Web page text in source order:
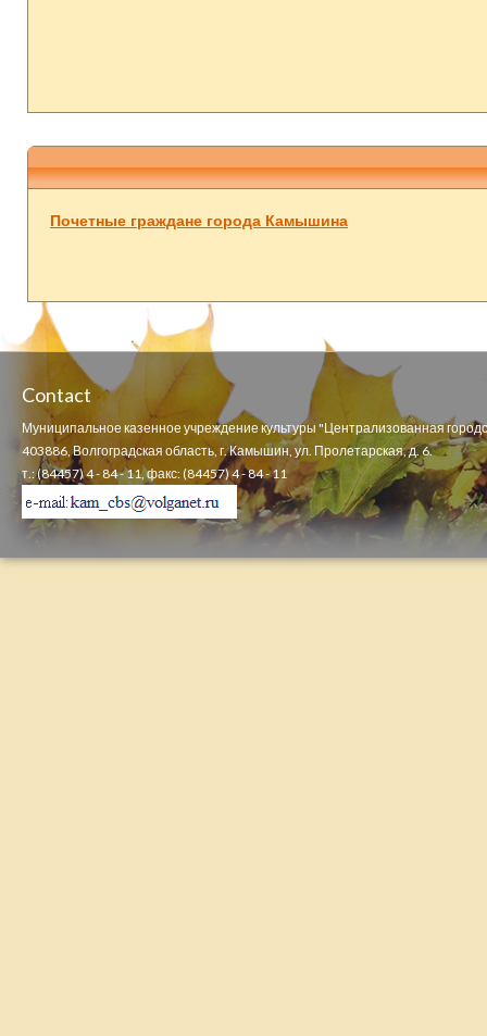
Почетные граждане города Камышина
Contact
Муниципальное казенное учреждение культуры "Централизованная
403886, Волгоградская область, г. Камышин, ул. Пролетарская, д. 6.
т.: (84457) 4 - 84 - 11, факс: (84457) 4 - 84 - 11